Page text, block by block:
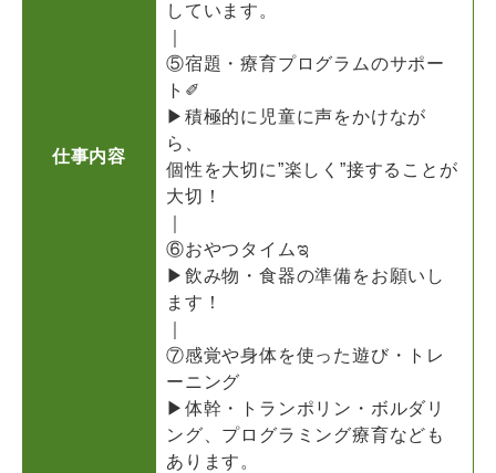
仕事内容
しています。
⑤宿題・療育プログラムのサポー
ト✐
▶積極的に児童に声をかけなが
ら、
個性を大切に”楽しく”接することが
大切！
⑥おやつタイムಇ
▶飲み物・食器の準備をお願いし
ます！
⑦感覚や身体を使った遊び・トレ
ーニング
▶体幹・トランポリン・ボルダリ
ング、プログラミング療育なども
あります。